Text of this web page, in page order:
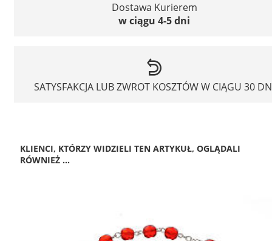
Dostawa Kurierem
w ciągu 4-5 dni
SATYSFAKCJA LUB ZWROT KOSZTÓW W CIĄGU 30
KLIENCI, KTÓRZY WIDZIELI TEN ARTYKUŁ, OGLĄDALI
RÓWNIEŻ ...